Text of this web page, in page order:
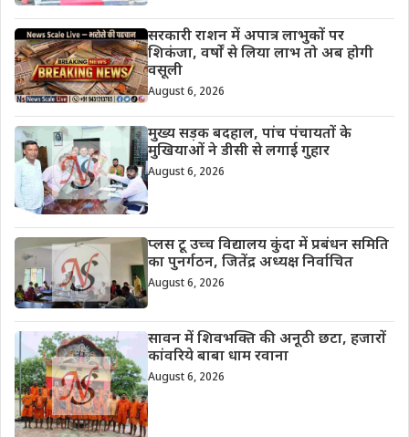
सरकारी राशन में अपात्र लाभुकों पर
शिकंजा, वर्षों से लिया लाभ तो अब होगी
वसूली
August 6, 2026
मुख्य सड़क बदहाल, पांच पंचायतों के
मुखियाओं ने डीसी से लगाई गुहार
August 6, 2026
प्लस टू उच्च विद्यालय कुंदा में प्रबंधन समिति
का पुनर्गठन, जितेंद्र अध्यक्ष निर्वाचित
August 6, 2026
सावन में शिवभक्ति की अनूठी छटा, हजारों
कांवरिये बाबा धाम रवाना
August 6, 2026